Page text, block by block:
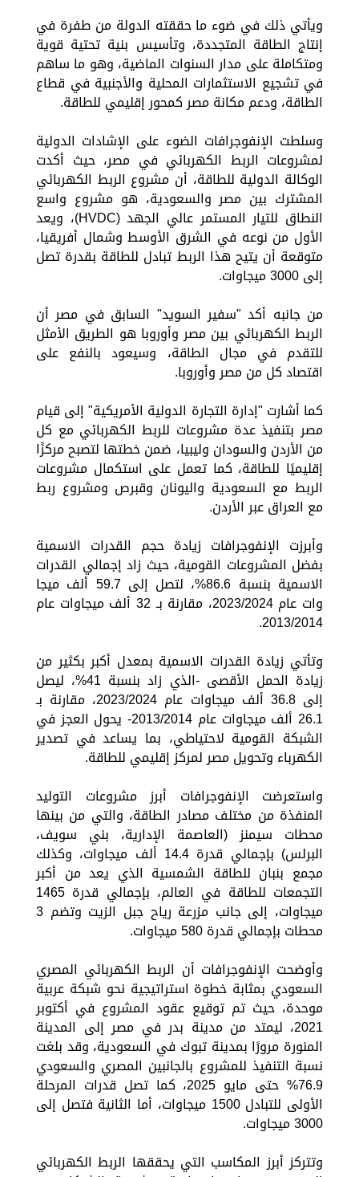
ويأتي ذلك في ضوء ما حققته الدولة من طفرة في
إنتاج الطاقة المتجددة، وتأسيس بنية تحتية قوية
ومتكاملة على مدار السنوات الماضية، وهو ما ساهم
في تشجيع الاستثمارات المحلية والأجنبية في قطاع
الطاقة، ودعم مكانة مصر كمحور إقليمي للطاقة.
وسلطت الإنفوجرافات الضوء على الإشادات الدولية
لمشروعات الربط الكهربائي في مصر، حيث أكدت
الوكالة الدولية للطاقة، أن مشروع الربط الكهربائي
المشترك بين مصر والسعودية، هو مشروع واسع
النطاق للتيار المستمر عالي الجهد (HVDC)، ويعد
الأول من نوعه في الشرق الأوسط وشمال أفريقيا،
متوقعة أن يتيح هذا الربط تبادل للطاقة بقدرة تصل
إلى 3000 ميجاوات.
من جانبه أكد "سفير السويد" السابق في مصر أن
الربط الكهربائي بين مصر وأوروبا هو الطريق الأمثل
للتقدم في مجال الطاقة، وسيعود بالنفع على
اقتصاد كل من مصر وأوروبا.
كما أشارت "إدارة التجارة الدولية الأمريكية" إلى قيام
مصر بتنفيذ عدة مشروعات للربط الكهربائي مع كل
من الأردن والسودان وليبيا، ضمن خطتها لتصبح مركزًا
إقليميًا للطاقة، كما تعمل على استكمال مشروعات
الربط مع السعودية واليونان وقبرص ومشروع ربط
مع العراق عبر الأردن.
وأبرزت الإنفوجرافات زيادة حجم القدرات الاسمية
بفضل المشروعات القومية، حيث زاد إجمالي القدرات
الاسمية بنسبة 86.6%، لتصل إلى 59.7 ألف ميجا
وات عام 2023/2024، مقارنة بـ 32 ألف ميجاوات عام
2013/2014.
وتأتي زيادة القدرات الاسمية بمعدل أكبر بكثير من
زيادة الحمل الأقصى -الذي زاد بنسبة 41%، ليصل
إلى 36.8 ألف ميجاوات عام 2023/2024، مقارنة بـ
26.1 ألف ميجاوات عام 2013/2014- يحول العجز في
الشبكة القومية لاحتياطي، بما يساعد في تصدير
الكهرباء وتحويل مصر لمركز إقليمي للطاقة.
واستعرضت الإنفوجرافات أبرز مشروعات التوليد
المنفذة من مختلف مصادر الطاقة، والتي من بينها
محطات سيمنز (العاصمة الإدارية، بني سويف،
البرلس) بإجمالي قدرة 14.4 ألف ميجاوات، وكذلك
مجمع بنبان للطاقة الشمسية الذي يعد من أكبر
التجمعات للطاقة في العالم، بإجمالي قدرة 1465
ميجاوات، إلى جانب مزرعة رياح جبل الزيت وتضم 3
محطات بإجمالي قدرة 580 ميجاوات.
وأوضحت الإنفوجرافات أن الربط الكهربائي المصري
السعودي بمثابة خطوة استراتيجية نحو شبكة عربية
موحدة، حيث تم توقيع عقود المشروع في أكتوبر
2021، ليمتد من مدينة بدر في مصر إلى المدينة
المنورة مرورًا بمدينة تبوك في السعودية، وقد بلغت
نسبة التنفيذ للمشروع بالجانبين المصري والسعودي
76.9% حتى مايو 2025، كما تصل قدرات المرحلة
الأولى للتبادل 1500 ميجاوات، أما الثانية فتصل إلى
3000 ميجاوات.
وتتركز أبرز المكاسب التي يحققها الربط الكهربائي